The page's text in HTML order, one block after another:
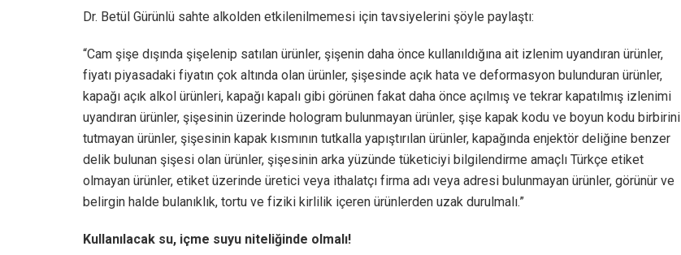
Dr. Betül Gürünlü sahte alkolden etkilenilmemesi için tavsiyelerini şöyle paylaştı:
“Cam şişe dışında şişelenip satılan ürünler, şişenin daha önce kullanıldığına ait izlenim uyandıran ürünler,
fiyatı piyasadaki fiyatın çok altında olan ürünler, şişesinde açık hata ve deformasyon bulunduran ürünler,
kapağı açık alkol ürünleri, kapağı kapalı gibi görünen fakat daha önce açılmış ve tekrar kapatılmış izlenimi
uyandıran ürünler, şişesinin üzerinde hologram bulunmayan ürünler, şişe kapak kodu ve boyun kodu birbirini
tutmayan ürünler, şişesinin kapak kısmının tutkalla yapıştırılan ürünler, kapağında enjektör deliğine benzer
delik bulunan şişesi olan ürünler, şişesinin arka yüzünde tüketiciyi bilgilendirme amaçlı Türkçe etiket
olmayan ürünler, etiket üzerinde üretici veya ithalatçı firma adı veya adresi bulunmayan ürünler, görünür ve
belirgin halde bulanıklık, tortu ve fiziki kirlilik içeren ürünlerden uzak durulmalı.”
Kullanılacak su, içme suyu niteliğinde olmalı!